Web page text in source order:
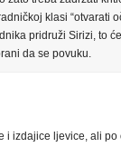
klasi “otvarati
pridruži Sirizi, to
da se povuku.
i izdajice ljevice, ali